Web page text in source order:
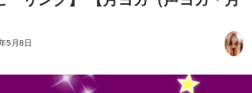
5月8日